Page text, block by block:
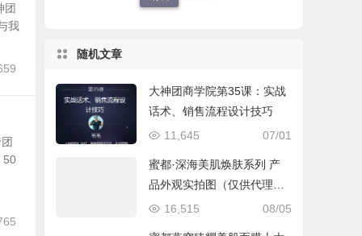
团
我
50
随机文章
大神团商学院第35课：实战
话术、销售流程设计技巧
07/01
11,645
蜜都·深海美肌焕肤系列 产
品外观实拍图（仅供代理认
识产品）
08/05
16,515